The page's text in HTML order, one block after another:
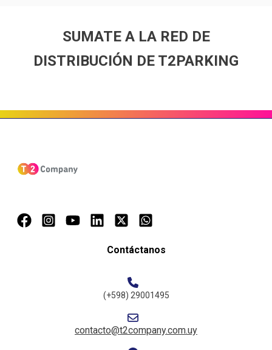
SUMATE A LA RED DE
DISTRIBUCIÓN DE T2PARKING
Contáctanos
(+598) 29001495
contacto@t2company.com.uy